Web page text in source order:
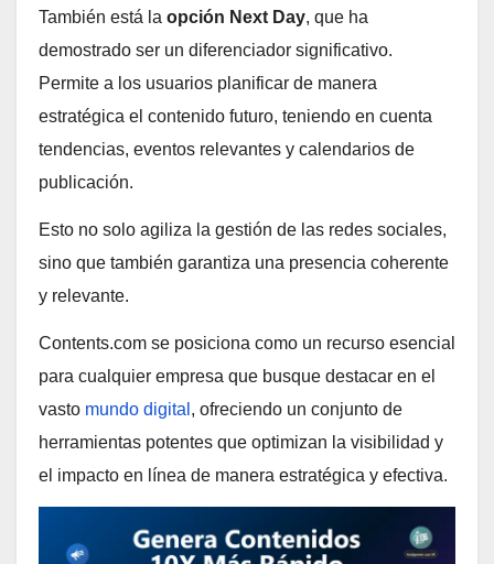
También está la opción Next Day, que ha
demostrado ser un diferenciador significativo.
Permite a los usuarios planificar de manera
estratégica el contenido futuro, teniendo en cuenta
tendencias, eventos relevantes y calendarios de
publicación.
Esto no solo agiliza la gestión de las redes sociales,
sino que también garantiza una presencia coherente
y relevante.
Contents.com se posiciona como un recurso esencial
para cualquier empresa que busque destacar en el
vasto mundo digital , ofreciendo un conjunto de
herramientas potentes que optimizan la visibilidad y
el impacto en línea de manera estratégica y efectiva.